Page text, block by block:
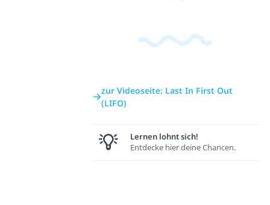
zur Videoseite: Last In First Out
(LIFO)
Lernen lohnt sich!
Entdecke hier deine Chancen.